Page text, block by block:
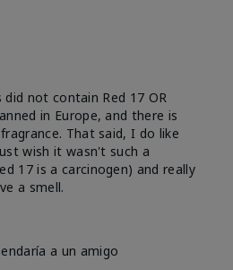
not contain Red 17 OR
in Europe, and there is
That said, I do like
wish it wasn't such a
17 is a carcinogen) and really
a smell.
a un amigo